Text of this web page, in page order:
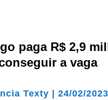
paga R$ 2,9
a vaga
Texty |24/02/